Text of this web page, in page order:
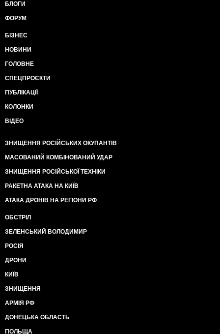
БЛОГИ
ФОРУМ
БІЗНЕС
НОВИНИ
ГОЛОВНЕ
СПЕЦПРОЄКТИ
ПУБЛІКАЦІЇ
КОЛОНКИ
ВІДЕО
ЗНИЩЕННЯ РОСІЙСЬКИХ ОКУПАНТІВ
МАСОВАНИЙ КОМБІНОВАНИЙ УДАР
ЗНИЩЕННЯ РОСІЙСЬКОЇ ТЕХНІКИ
РАКЕТНА АТАКА НА КИЇВ
АТАКА ДРОНІВ НА РЕГІОНИ РФ
ОБСТРІЛ
ЗЕЛЕНСЬКИЙ ВОЛОДИМИР
РОСІЯ
ДРОНИ
КИЇВ
ЗНИЩЕННЯ
АРМІЯ РФ
ДОНЕЦЬКА ОБЛАСТЬ
ПОЛЬЩА